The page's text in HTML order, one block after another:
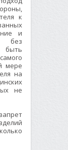
к
и
без
быть
мере
на
не